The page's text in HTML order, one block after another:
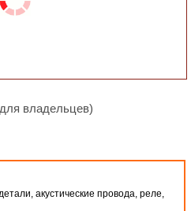
владельцев)
акустические провода, реле,